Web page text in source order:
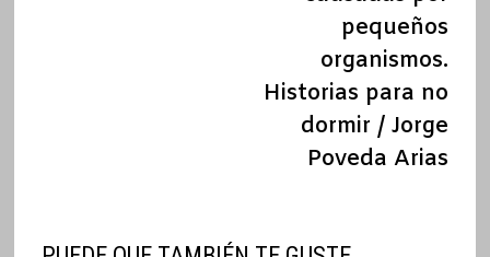
pequeños
organismos.
Historias para no
dormir / Jorge
Poveda Arias